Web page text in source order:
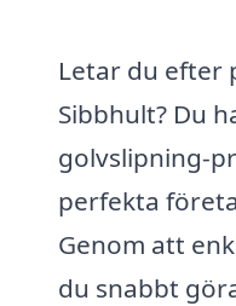
Letar du efter
Sibbhult? Du
golvslipning-
perfekta
Genom att
du snabbt